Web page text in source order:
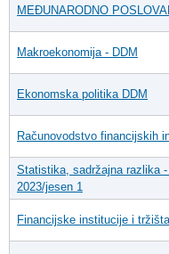
MEĐUNARODNO
Makroekonomija - DDM
Ekonomska politika DDM
Računovodstvo financijskih
Statistika, sadržajna razlika
2023/jesen 1
Financijske institucije i